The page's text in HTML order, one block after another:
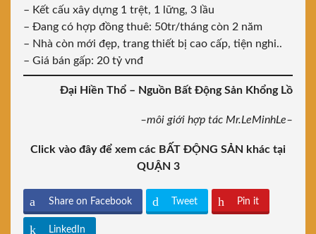
– Kết cấu xây dựng 1 trệt, 1 lững, 3 lầu
– Đang có hợp đồng thuê: 50tr/tháng còn 2 năm
– Nhà còn mới đẹp, trang thiết bị cao cấp, tiện nghi..
– Giá bán gấp: 20 tỷ vnđ
Đại Hiền Thổ – Nguồn Bất Động Sản Khổng Lồ
–môi giới hợp tác Mr.LeMinhLe–
Click vào đây để xem các BẤT ĐỘNG SẢN khác tại
QUẬN 3
Share on Facebook Tweet Pin it
LinkedIn